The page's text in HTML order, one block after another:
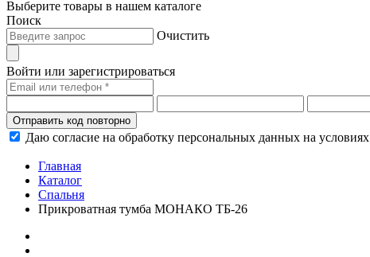
Выберите товары в нашем каталоге
Поиск
Очистить
Войти или зарегистрироваться
Отправить код повторно
Даю согласие на обработку персональных данных на условиях
Главная
Каталог
Спальня
Прикроватная тумба МОНАКО ТБ-26